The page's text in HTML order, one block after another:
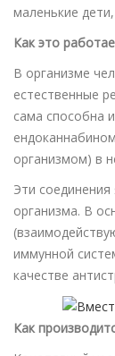
маленькие
Как это
В организме
естественные
сама способна
организмом) в
Эти
организма. В
иммунной
качестве
Как